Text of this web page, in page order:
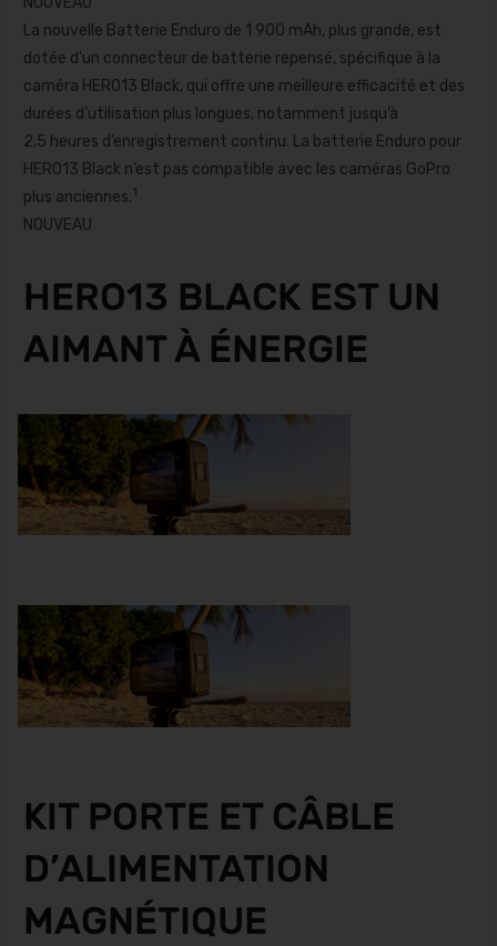
La nouvelle Batterie Enduro de 1 900 mAh, plus grande, est
dotée d’un connecteur de batterie repensé, spécifique à la
caméra HERO13 Black, qui offre une meilleure efficacité et des
durées d’utilisation plus longues, notamment jusqu’à
2,5 heures d’enregistrement continu. La batterie Enduro pour
HERO13 Black n’est pas compatible avec les caméras GoPro
plus anciennes.1
NOUVEAU
HERO13 BLACK EST UN
AIMANT À ÉNERGIE
KIT PORTE ET CÂBLE
D’ALIMENTATION
MAGNÉTIQUE